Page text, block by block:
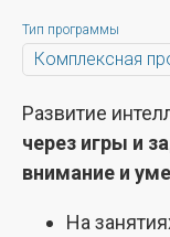
Тип программы
Развитие
через игры и
внимание и
На